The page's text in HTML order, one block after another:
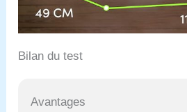
Bilan du test
Avantages